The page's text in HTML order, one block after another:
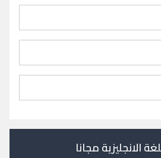
الانجليزية مجانا